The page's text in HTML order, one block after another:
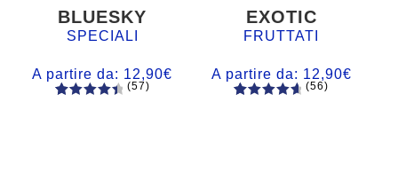
BLUESKY
SPECIALI
A partire da: 12,90€
(57)
EXOTIC
FRUTTATI
A partire da: 12,90€
(56)